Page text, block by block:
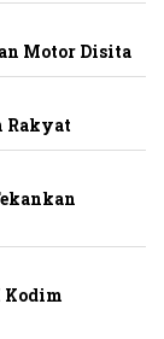
Motor Disita
Rakyat
Kodim